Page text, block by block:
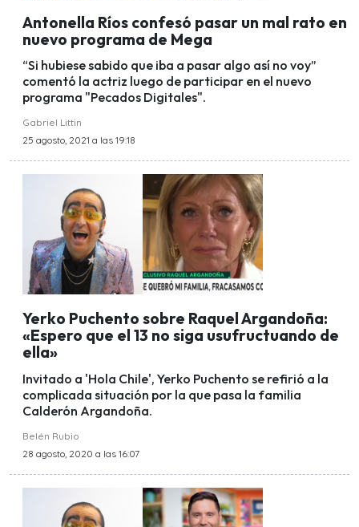
Antonella Ríos confesó pasar un mal rato en
nuevo programa de Mega
“Si hubiese sabido que iba a pasar algo así no voy”
comentó la actriz luego de participar en el nuevo
programa "Pecados Digitales".
Gabriel Littin
25 agosto, 2021 a las 19:18
Yerko Puchento sobre Raquel Argandoña:
«Espero que el 13 no siga usufructuando de
ella»
Invitado a 'Hola Chile', Yerko Puchento se refirió a la
complicada situación por la que pasa la familia
Calderón Argandoña.
Belén Rubio
28 agosto, 2020 a las 16:07